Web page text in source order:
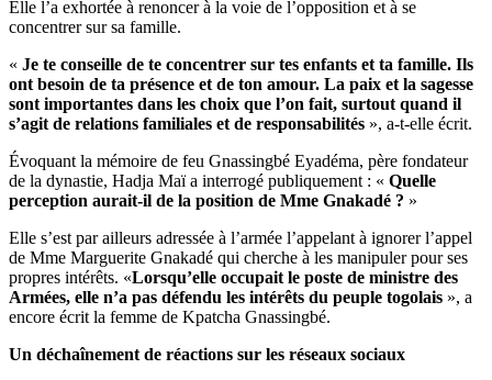
Elle l’a exhortée à renoncer à la voie de l’opposition et à se
concentrer sur sa famille.
« Je te conseille de te concentrer sur tes enfants et ta famille. Ils
ont besoin de ta présence et de ton amour. La paix et la sagesse
sont importantes dans les choix que l’on fait, surtout quand il
s’agit de relations familiales et de responsabilités », a-t-elle écrit.
Évoquant la mémoire de feu Gnassingbé Eyadéma, père fondateur
de la dynastie, Hadja Maï a interrogé publiquement : « Quelle
perception aurait-il de la position de Mme Gnakadé ? »
Elle s’est par ailleurs adressée à l’armée l’appelant à ignorer l’appel
de Mme Marguerite Gnakadé qui cherche à les manipuler pour ses
propres intérêts. «Lorsqu’elle occupait le poste de ministre des
Armées, elle n’a pas défendu les intérêts du peuple togolais », a
encore écrit la femme de Kpatcha Gnassingbé.
Un déchaînement de réactions sur les réseaux sociaux